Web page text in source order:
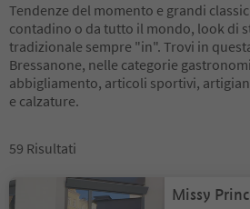
Tendenze del momento e grandi
contadino o da tutto il mondo, look di
tradizionale sempre "in". Trovi in
Bressanone, nelle categorie
abbigliamento, articoli sportivi,
e calzature.
59 Risultati
Missy